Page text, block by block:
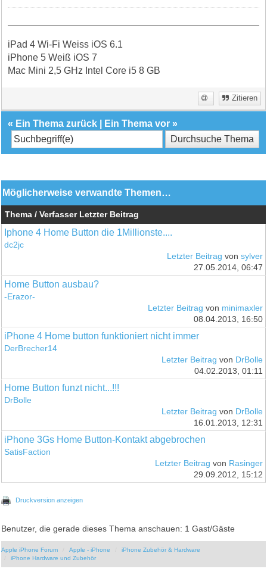
iPad 4 Wi-Fi Weiss iOS 6.1
iPhone 5 Weiß iOS 7
Mac Mini 2,5 GHz Intel Core i5 8 GB
Zitieren
« Ein Thema zurück Ein Thema vor »
Möglicherweise verwandte Themen…
Thema / Verfasser Letzter Beitrag
Iphone 4 Home Button die 1Millionste....
dc2jc
Letzter Beitrag von sylver
27.05.2014, 06:47
Home Button ausbau?
-Erazor-
Letzter Beitrag von minimaxler
08.04.2013, 16:50
iPhone 4 Home button funktioniert nicht immer
DerBrecher14
Letzter Beitrag von DrBolle
04.02.2013, 01:11
Home Button funzt nicht...!!!
DrBolle
Letzter Beitrag von DrBolle
16.01.2013, 12:31
iPhone 3Gs Home Button-Kontakt abgebrochen
SatisFaction
Letzter Beitrag von Rasinger
29.09.2012, 15:12
Druckversion anzeigen
Benutzer, die gerade dieses Thema anschauen: 1 Gast/Gäste
Apple iPhone Forum Apple - iPhone
iPhone Zubehör & Hardware
iPhone Hardware und Zubehör